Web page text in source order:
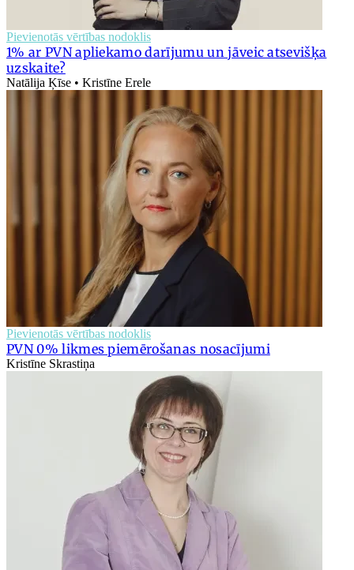
Pievienotās vērtības nodoklis
1% ar PVN apliekamo darījumu un jāveic atsevišķa
uzskaite?
Natālija Ķīse • Kristīne Erele
Pievienotās vērtības nodoklis
PVN 0% likmes piemērošanas nosacījumi
Kristīne Skrastiņa